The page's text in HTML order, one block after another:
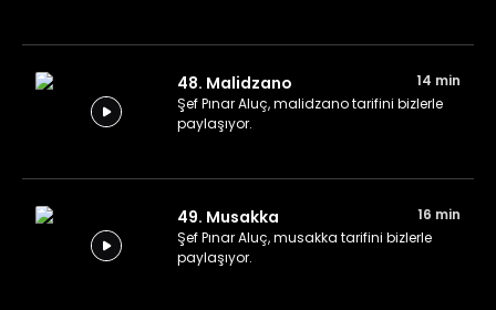
48. Malidzano
14 min
Şef Pınar Aluç, malidzano tarifini bizlerle
paylaşıyor.
49. Musakka
16 min
Şef Pınar Aluç, musakka tarifini bizlerle
paylaşıyor.